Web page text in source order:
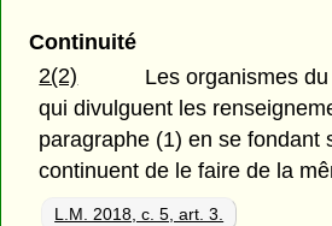
Continuité
2(2)
Les organismes
qui divulguent les
paragraphe (1) en se fondant
continuent de le faire de la
L.M. 2018, c. 5, art. 3.